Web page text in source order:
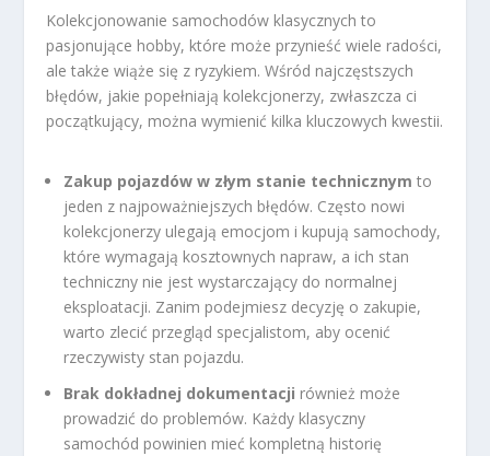
Kolekcjonowanie samochodów klasycznych to
pasjonujące hobby, które może przynieść wiele radości,
ale także wiąże się z ryzykiem. Wśród najczęstszych
błędów, jakie popełniają kolekcjonerzy, zwłaszcza ci
początkujący, można wymienić kilka kluczowych kwestii.
Zakup pojazdów w złym stanie technicznym to
jeden z najpoważniejszych błędów. Często nowi
kolekcjonerzy ulegają emocjom i kupują samochody,
które wymagają kosztownych napraw, a ich stan
techniczny nie jest wystarczający do normalnej
eksploatacji. Zanim podejmiesz decyzję o zakupie,
warto zlecić przegląd specjalistom, aby ocenić
rzeczywisty stan pojazdu.
Brak dokładnej dokumentacji również może
prowadzić do problemów. Każdy klasyczny
samochód powinien mieć kompletną historię